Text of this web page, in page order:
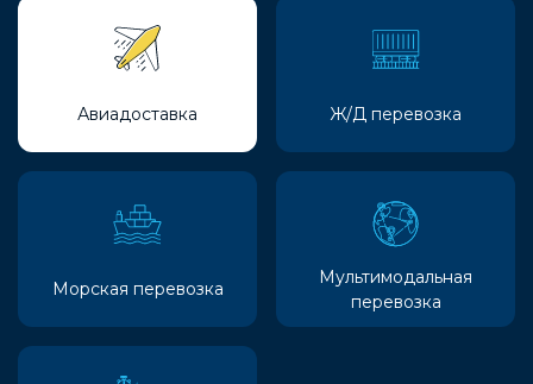
Авиадоставка Ж/Д перевозка
Морская перевозка
Мультимодальная
перевозка